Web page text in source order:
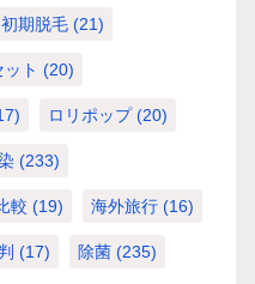
期脱毛 (21)
ト (20)
ロリポップ(20)
(233)
較 (19) 海外旅行 (16)
(17) 除菌 (235)